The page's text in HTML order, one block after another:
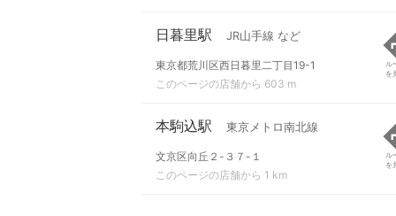
日暮里駅 JR山手線 など
東京都荒川区西日暮里二丁目19-1
このページの店舗から 603 m
ル
を
本駒込駅 東京メトロ南北線
文京区向丘２-３７-１
このページの店舗から 1 km
ル
を